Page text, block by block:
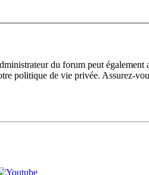
du forum peut
politique de vie privée. Assurez-